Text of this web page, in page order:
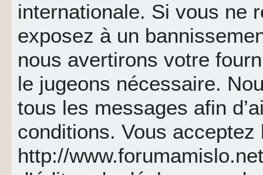
internationale. Si vous ne
exposez à un
nous avertirons votre
le jugeons nécessaire.
tous les messages afin
conditions. Vous acceptez
http://